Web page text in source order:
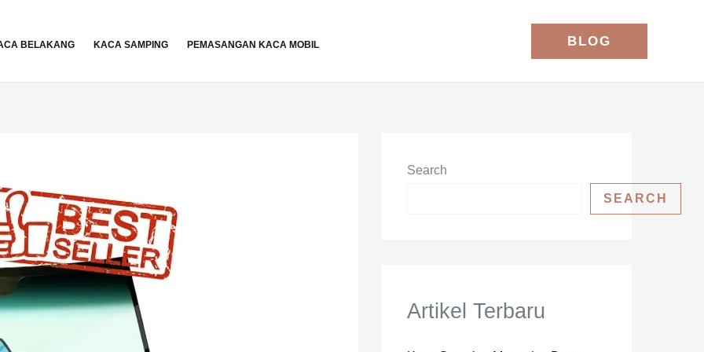
BELAKANG KACA SAMPING PEMASANGAN KACA MOBIL BLOG
Search
SEARCH
Artikel Terbaru